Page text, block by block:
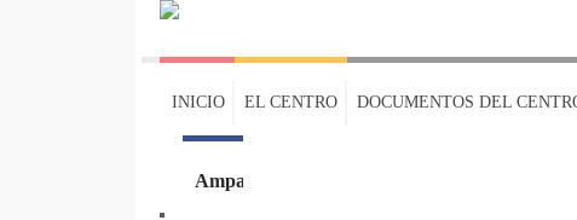
INICIO EL CENTRO DOCUMENTOS DEL
Ampa